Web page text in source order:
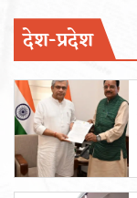
देश-प्रदेश